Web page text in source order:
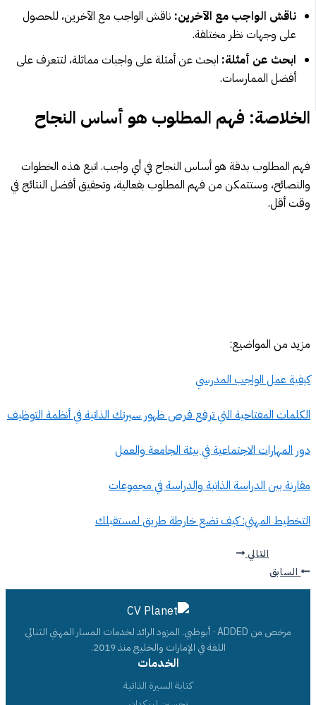
ناقش الواجب مع الآخرين: ناقش الواجب مع الآخرين، للحصول
على وجهات نظر مختلفة.
ابحث عن أمثلة: ابحث عن أمثلة على واجبات مماثلة، لتتعرف على
أفضل الممارسات.
الخلاصة: فهم المطلوب هو أساس النجاح
فهم المطلوب بدقة هو أساس النجاح في أي واجب. اتبع هذه الخطوات
والنصائح، وستتمكن من فهم المطلوب بفعالية، وتحقيق أفضل النتائج في
وقت أقل.
مزيد من المواضيع:
كيفية عمل الواجب المدرسي
الكلمات المفتاحية التي ترفع فرص ظهور سيرتك الذاتية في أنظمة التوظيف
دور المهارات الاجتماعية في بيئة الجامعة والعمل
مقارنة بين الدراسة الذاتية والدراسة في مجموعات
التخطيط المهني: كيف تضع خارطة طريق لمستقبلك
السابق
التالي
مرخص من ADDED · أبوظبي. المزود الرائد لخدمات المسار المهني الثنائي
اللغة في الإمارات والخليج منذ 2019.
الخدمات
كتابة السيرة الذاتية